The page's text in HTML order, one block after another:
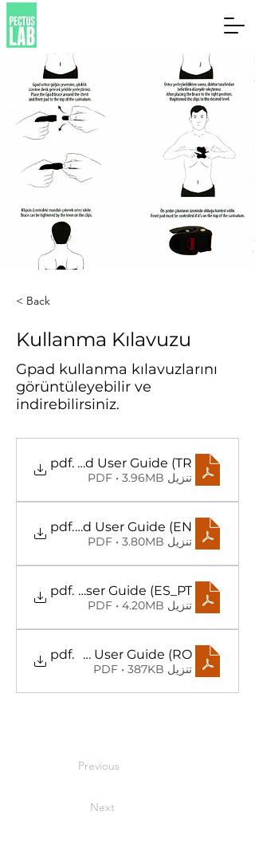
< Back
Kullanma Kılavuzu
Gpad kullanma kılavuzlarını
görüntüleyebilir ve
indirebilirsiniz.
Gpad User Guide (TR)
.pdf
تنزيل PDF • 3.96MB
Gpad User Guide (EN)
.pdf
تنزيل PDF • 3.80MB
Gpad User Guide (ES_PT)
.pdf
تنزيل PDF • 4.20MB
Gpad User Guide (RO)
.pdf
تنزيل PDF • 387KB
Previous
Next